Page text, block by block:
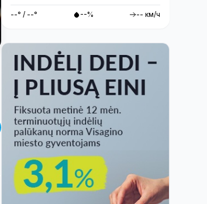
--° / --° --% -- км/ч